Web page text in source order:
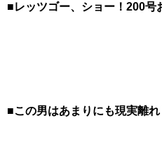
■レッツゴー、ショー！200号
■この男はあまりにも現実離れ